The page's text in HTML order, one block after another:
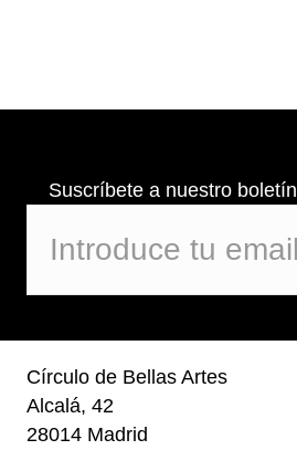
Suscríbete a nuestro boletín
Círculo de Bellas Artes
Alcalá, 42
28014 Madrid